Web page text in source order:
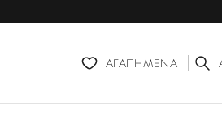
ΑΓΑΠΗΜΕΝΑ